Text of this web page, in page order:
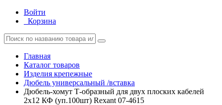
Войти
Корзина
Главная
Каталог товаров
Изделия крепежные
Дюбель универсальный /вставка
Дюбель-хомут Т-образный для двух плоских кабелей
2х12 КФ (уп.100шт) Rexant 07-4615